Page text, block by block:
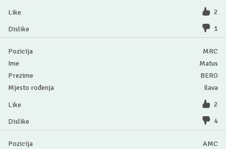
2
1
MRC
Matus
BERO
Ilava
2
4
AMC